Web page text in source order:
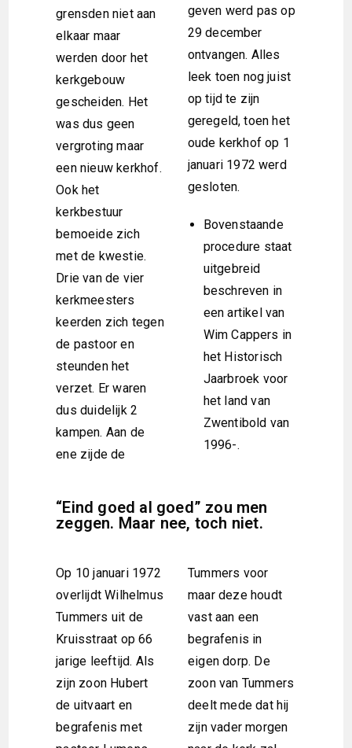
grensden niet aan
elkaar maar
werden door het
kerkgebouw
gescheiden. Het
was dus geen
vergroting maar
een nieuw kerkhof.
Ook het
kerkbestuur
bemoeide zich
met de kwestie.
Drie van de vier
kerkmeesters
keerden zich tegen
de pastoor en
steunden het
verzet. Er waren
dus duidelijk 2
kampen. Aan de
ene zijde de
geven werd pas op
29 december
ontvangen. Alles
leek toen nog juist
op tijd te zijn
geregeld, toen het
oude kerkhof op 1
januari 1972 werd
gesloten.
Bovenstaande
procedure staat
uitgebreid
beschreven in
een artikel van
Wim Cappers in
het Historisch
Jaarbroek voor
het land van
Zwentibold van
1996-.
“Eind goed al goed” zou men
zeggen. Maar nee, toch niet.
Op 10 januari 1972
overlijdt Wilhelmus
Tummers uit de
Kruisstraat op 66
jarige leeftijd. Als
zijn zoon Hubert
de uitvaart en
begrafenis met
Tummers voor
maar deze houdt
vast aan een
begrafenis in
eigen dorp. De
zoon van Tummers
deelt mede dat hij
zijn vader morgen